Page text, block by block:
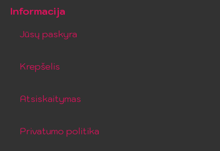
Informacija
Jūsų paskyra
Krepšelis
Atsiskaitymas
Privatumo politika